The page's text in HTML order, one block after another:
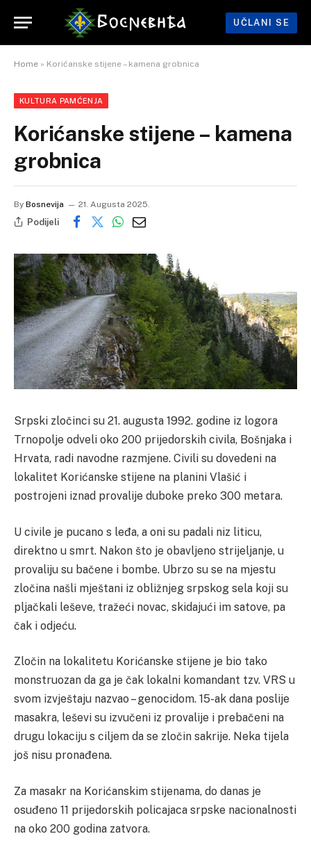
UČLANI SE
Home » Korićanske stijene – kamena grobnica
KULTURA PAMĆENJA
Korićanske stijene – kamena
grobnica
By Bosnevija 21. Augusta 2025.
Podijeli
Srpski zločinci su 21. augusta 1992. godine iz logora
Trnopolje odveli oko 200 prijedorskih civila, Bošnjaka i
Hrvata, radi navodne razmjene. Civili su dovedeni na
lokalitet Korićanske stijene na planini Vlašić i
postrojeni iznad provalije duboke preko 300 metara.
U civile je pucano s leđa, a oni su padali niz liticu,
direktno u smrt. Nakon što je obavljeno strijeljanje, u
provaliju su bačene i bombe. Ubrzo su se na mjestu
zločina našli mještani iz obližnjeg srpskog sela koji su
pljačkali leševe, tražeći novac, skidajući im satove, pa
čak i odjeću.
Zločin na lokalitetu Korićanske stijene je bio tako
monstruozan da ga je čak lokalni komandant tzv. VRS u
svom izvještaju nazvao – genocidom. 15-ak dana poslije
masakra, leševi su izvučeni iz provalije i prebačeni na
drugu lokaciju s ciljem da se zločin sakrije. Neka tijela
još nisu pronađena.
Za masakr na Korićanskim stijenama, do danas je
osuđeno 11 prijedorskih policajaca srpske nacionalnosti
na oko 200 godina zatvora.